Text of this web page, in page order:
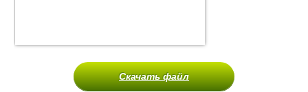
Скачать файл